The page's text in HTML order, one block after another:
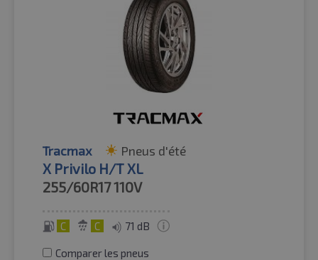
Tracmax Pneus d'été
X Privilo H/T XL
255/60R17110V
C C 71 dB
Comparer les pneus